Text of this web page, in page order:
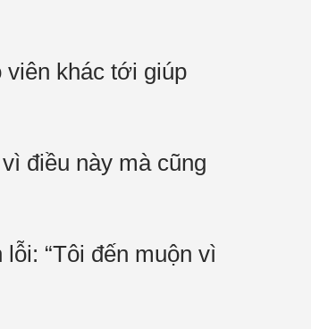
viên khác tới giúp
điều này mà cũng
“Tôi đến muộn vì